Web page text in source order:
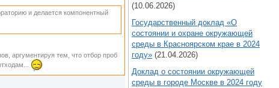
и делается компонентный
аргументируя тем, что отбор проб
(10.06.2026)
Государственный доклад «О
состоянии и охране окружающей
среды в Красноярском крае в 2024
году» (21.04.2026)
Доклад о состоянии окружающей
среды в городе Москве в 2024 году